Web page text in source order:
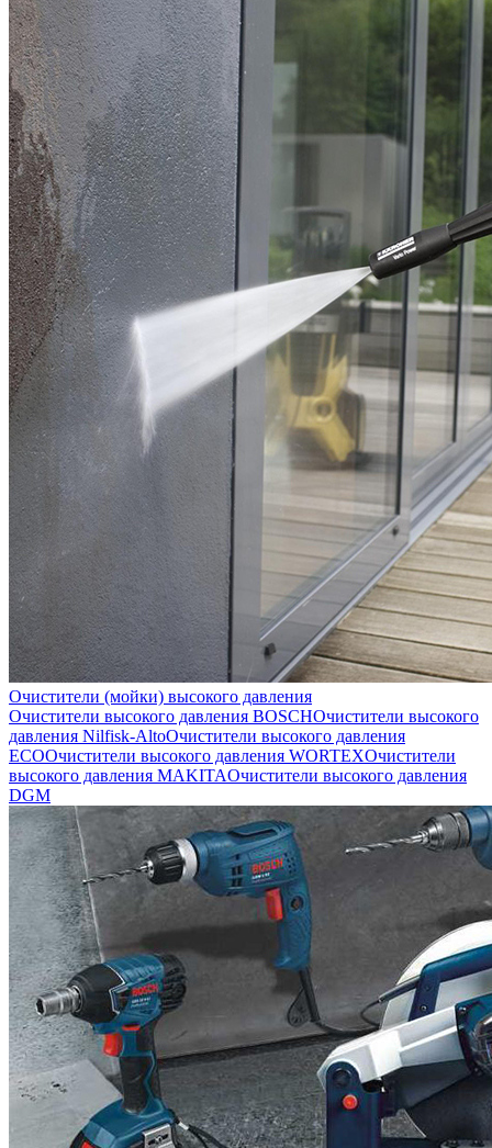
Очистители (мойки) высокого давления
Очистители высокого давления BOSCHОчистители высокого
давления Nilfisk-AltoОчистители высокого давления
ECOОчистители высокого давления WORTEXОчистители
высокого давления MAKITAОчистители высокого давления
DGM